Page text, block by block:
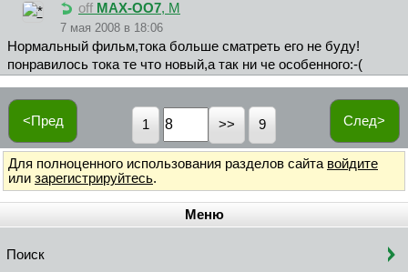
off MAX-OO7, М
7 мая 2008 в 18:06
Нормальный фильм,тока больше сматреть его не буду!
понравилось тока те что новый,а так ни че особенного:-(
<Пред След>
1 9
Для полноценного использования разделов сайта войдите
или зарегистрируйтесь.
Меню
Поиск